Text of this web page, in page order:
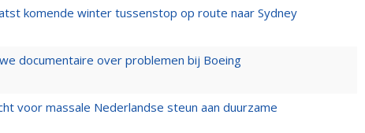
komende winter tussenstop op route naar Sydney
documentaire over problemen bij Boeing
voor massale Nederlandse steun aan duurzame